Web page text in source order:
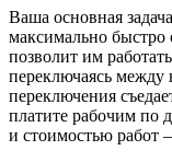
Ваша основная
максимально быстро
позволит им
переключаясь
переключения
платите рабочим по
и стоимостью работ